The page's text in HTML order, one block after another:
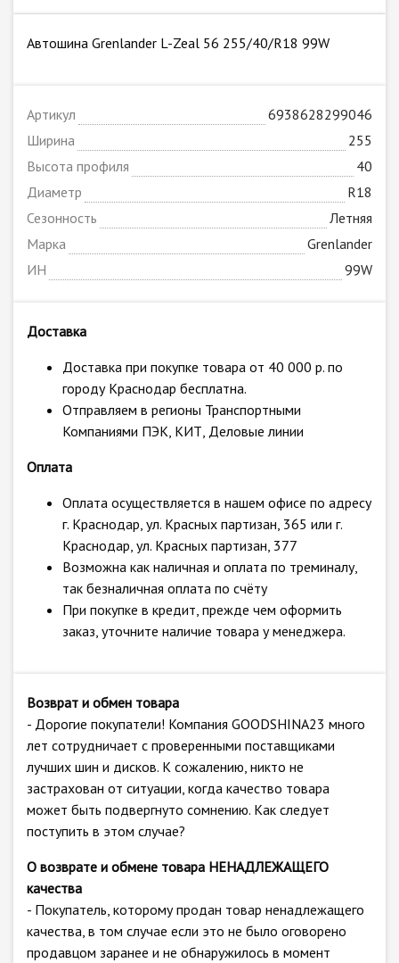
Автошина Grenlander L-Zeal 56 255/40/R18 99W
Артикул
6938628299046
Ширина
255
Высота профиля
40
Диаметр
R18
Сезонность
Летняя
Марка
Grenlander
ИН
99W
Доставка
Доставка при покупке товара от 40 000 р. по
городу Краснодар бесплатна.
Отправляем в регионы Транспортными
Компаниями ПЭК, КИТ, Деловые линии
Оплата
Оплата осуществляется в нашем офисе по адресу
г. Краснодар, ул. Красных партизан, 365 или г.
Краснодар, ул. Красных партизан, 377
Возможна как наличная и оплата по треминалу,
так безналичная оплата по счёту
При покупке в кредит, прежде чем оформить
заказ, уточните наличие товара у менеджера.
Возврат и обмен товара
- Дорогие покупатели! Компания GOODSHINA23 много
лет сотрудничает с проверенными поставщиками
лучших шин и дисков. К сожалению, никто не
застрахован от ситуации, когда качество товара
может быть подвергнуто сомнению. Как следует
поступить в этом случае?
О возврате и обмене товара НЕНАДЛЕЖАЩЕГО
качества
- Покупатель, которому продан товар ненадлежащего
качества, в том случае если это не было оговорено
продавцом заранее и не обнаружилось в момент